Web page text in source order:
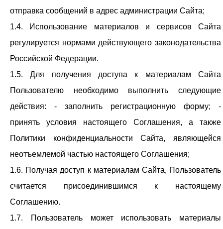
отправка сообщений в адрес администрации Сайта;
1.4. Использование материалов и сервисов Сайта
регулируется нормами действующего законодательства
Российской Федерации.
1.5. Для получения доступа к материалам Сайта
Пользователю необходимо выполнить следующие
действия: - заполнить регистрационную форму; -
принять условия настоящего Соглашения, а также
Политики конфиденциальности Сайта, являющейся
неотъемлемой частью настоящего Соглашения;
1.6. Получая доступ к материалам Сайта, Пользователь
считается присоединившимся к настоящему
Соглашению.
1.7. Пользователь может использовать материалы